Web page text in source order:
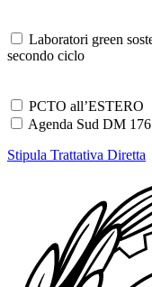
Laboratori green
secondo ciclo
PCTO all’ESTERO
Agenda Sud DM
Stipula Trattativa Diretta